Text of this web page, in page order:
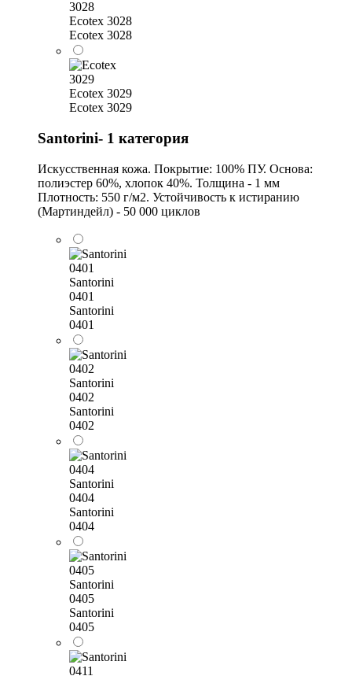
Ecotex 3028
Ecotex 3028
Ecotex 3029
Ecotex 3029
Santorini- 1 категория
Искусственная кожа. Покрытие: 100% ПУ. Основа:
полиэстер 60%, хлопок 40%. Толщина - 1 мм
Плотность: 550 г/м2. Устойчивость к истиранию
(Мартиндейл) - 50 000 циклов
Santorini
0401
Santorini
0401
Santorini
0402
Santorini
0402
Santorini
0404
Santorini
0404
Santorini
0405
Santorini
0405